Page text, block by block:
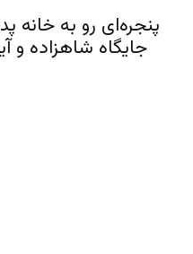
پنجره‌ای رو به خانه